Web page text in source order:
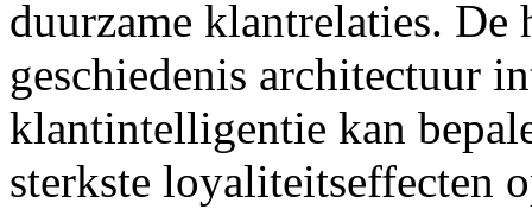
duurzame klantrelaties. De
geschiedenis architectuur
klantintelligentie kan
sterkste loyaliteitseffecten